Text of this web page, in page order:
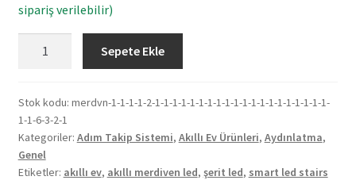
sipariş verilebilir)
Basamak
Adım
Takip
Sistemi
Sepete Ekle
Stok kodu: merdvn-1-1-1-1-2-1-1-1-1-1-1-1-1-1-1-1-1-1-1-1-1-1-1-1-1-
1-1-6-3-2-1
Kategoriler: Adım Takip Sistemi, Akıllı Ev Ürünleri, Aydınlatma,
Genel
Etiketler: akıllı ev, akıllı merdiven led, şerit led, smart led stairs